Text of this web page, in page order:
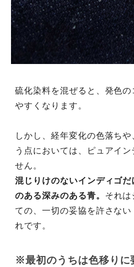
硫化染料を混ぜると、発色の
やすくなります。
しかし、経年変化の色落ち
う点においては、ピュアイン
せん。
混じりけのないインディゴ
のある深みのある青。 それは
ての、一切の妥協を許さな
れです。
※最初のうちは色移りに